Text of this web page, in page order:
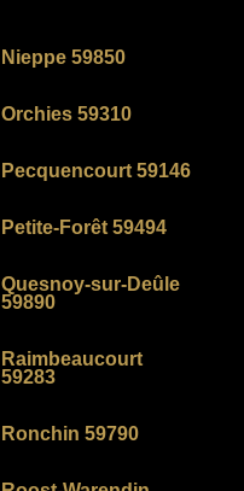
Nieppe 59850
Orchies 59310
Pecquencourt 59146
Petite-Forêt 59494
Quesnoy-sur-Deûle
59890
Raimbeaucourt
59283
Ronchin 59790